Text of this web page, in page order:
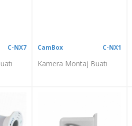
C-NX7 C-NX1
CamBox
Kamera Montaj Buatı